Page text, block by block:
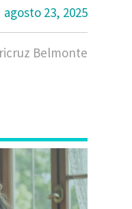
agosto 23, 2025
Belmonte